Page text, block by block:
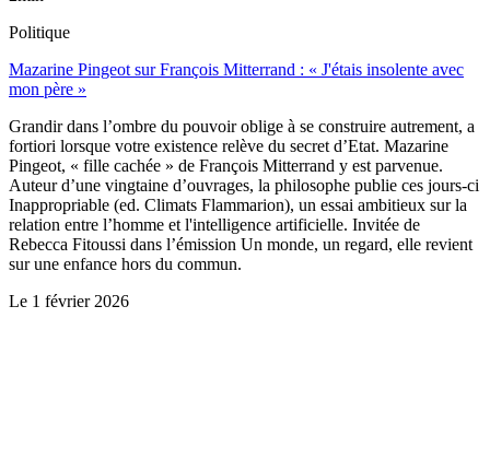
Politique
Mazarine Pingeot sur François Mitterrand : « J'étais insolente avec
mon père »
Grandir dans l’ombre du pouvoir oblige à se construire autrement, a
fortiori lorsque votre existence relève du secret d’Etat. Mazarine
Pingeot, « fille cachée » de François Mitterrand y est parvenue.
Auteur d’une vingtaine d’ouvrages, la philosophe publie ces jours-ci
Inappropriable (ed. Climats Flammarion), un essai ambitieux sur la
relation entre l’homme et l'intelligence artificielle. Invitée de
Rebecca Fitoussi dans l’émission Un monde, un regard, elle revient
sur une enfance hors du commun.
Le 1 février 2026